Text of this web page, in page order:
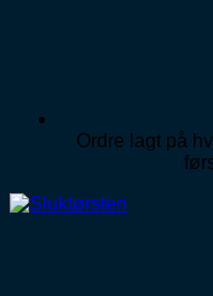
Ordre lagt på